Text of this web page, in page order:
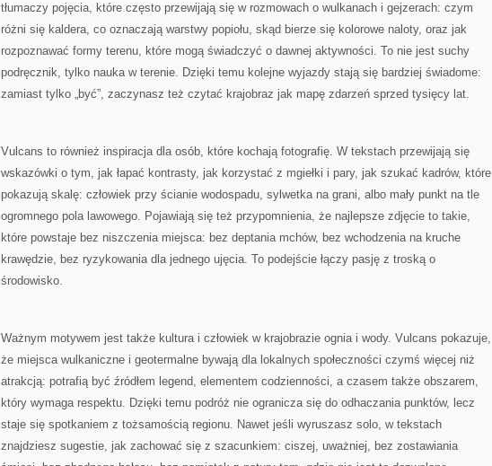
tłumaczy pojęcia, które często przewijają się w rozmowach o wulkanach i gejzerach: czym
różni się kaldera, co oznaczają warstwy popiołu, skąd bierze się kolorowe naloty, oraz jak
rozpoznawać formy terenu, które mogą świadczyć o dawnej aktywności. To nie jest suchy
podręcznik, tylko nauka w terenie. Dzięki temu kolejne wyjazdy stają się bardziej świadome:
zamiast tylko „być”, zaczynasz też czytać krajobraz jak mapę zdarzeń sprzed tysięcy lat.
Vulcans to również inspiracja dla osób, które kochają fotografię. W tekstach przewijają się
wskazówki o tym, jak łapać kontrasty, jak korzystać z mgiełki i pary, jak szukać kadrów, które
pokazują skalę: człowiek przy ścianie wodospadu, sylwetka na grani, albo mały punkt na tle
ogromnego pola lawowego. Pojawiają się też przypomnienia, że najlepsze zdjęcie to takie,
które powstaje bez niszczenia miejsca: bez deptania mchów, bez wchodzenia na kruche
krawędzie, bez ryzykowania dla jednego ujęcia. To podejście łączy pasję z troską o
środowisko.
Ważnym motywem jest także kultura i człowiek w krajobrazie ognia i wody. Vulcans pokazuje,
że miejsca wulkaniczne i geotermalne bywają dla lokalnych społeczności czymś więcej niż
atrakcją: potrafią być źródłem legend, elementem codzienności, a czasem także obszarem,
który wymaga respektu. Dzięki temu podróż nie ogranicza się do odhaczania punktów, lecz
staje się spotkaniem z tożsamością regionu. Nawet jeśli wyruszasz solo, w tekstach
znajdziesz sugestie, jak zachować się z szacunkiem: ciszej, uważniej, bez zostawiania